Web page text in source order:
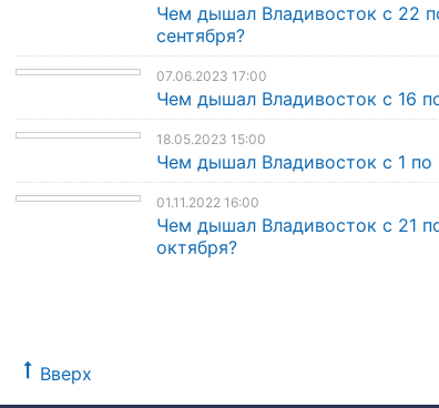
Чем дышал Владивосток с 22
сентября?
07.06.2023 17:00
Чем дышал Владивосток с 16
18.05.2023 15:00
Чем дышал Владивосток с 1 по
01.11.2022 16:00
Чем дышал Владивосток с 21
октября?
Вверх